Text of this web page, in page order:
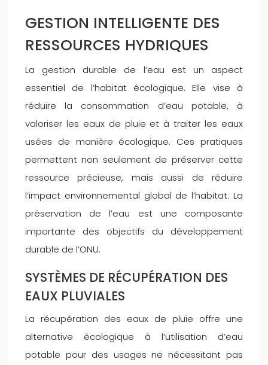
GESTION INTELLIGENTE DES
RESSOURCES HYDRIQUES
La gestion durable de l’eau est un aspect
essentiel de l’habitat écologique. Elle vise à
réduire la consommation d’eau potable, à
valoriser les eaux de pluie et à traiter les eaux
usées de manière écologique. Ces pratiques
permettent non seulement de préserver cette
ressource précieuse, mais aussi de réduire
l’impact environnemental global de l’habitat. La
préservation de l’eau est une composante
importante des objectifs du développement
durable de l’ONU.
SYSTÈMES DE RÉCUPÉRATION DES
EAUX PLUVIALES
La récupération des eaux de pluie offre une
alternative écologique à l’utilisation d’eau
potable pour des usages ne nécessitant pas